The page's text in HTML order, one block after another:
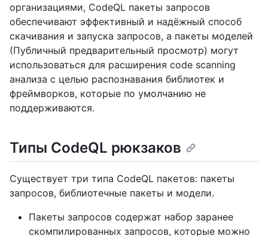
организациями, CodeQL пакеты запросов
обеспечивают эффективный и надёжный способ
скачивания и запуска запросов, а пакеты моделей
(Публичный предварительный просмотр) могут
использоваться для расширения code scanning
анализа с целью распознавания библиотек и
фреймворков, которые по умолчанию не
поддерживаются.
Типы CodeQL рюкзаков
Существует три типа CodeQL пакетов: пакеты
запросов, библиотечные пакеты и модели.
Пакеты запросов содержат набор заранее
скомпилированных запросов, которые можно